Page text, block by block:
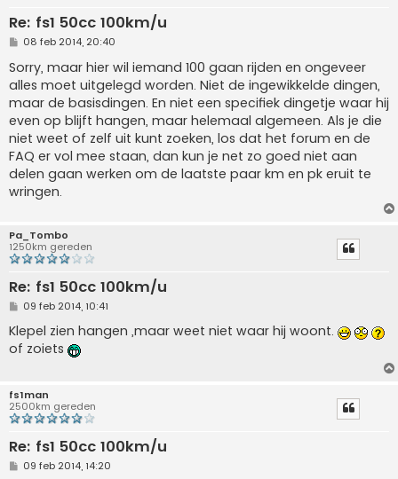
Re: fs1 50cc 100km/u
B
r
i
c
h
t
08 feb 2014, 20:40
Sorry, maar hier wil iemand 100 gaan rijden en ongeveer
alles moet uitgelegd worden. Niet de ingewikkelde dingen,
maar de basisdingen. En niet een specifiek dingetje waar hij
even op blijft hangen, maar helemaal algemeen. Als je die
niet weet of zelf uit kunt zoeken, los dat het forum en de
FAQ er vol mee staan, dan kun je net zo goed niet aan
delen gaan werken om de laatste paar km en pk eruit te
wringen.
Pa_Tombo
1250km gereden
Re: fs1 50cc 100km/u
B
r
i
c
09 feb 2014, 10:41
Klepel zien hangen ,maar weet niet waar hij woont.
of zoiets
fs1man
2500km gereden
Re: fs1 50cc 100km/u
B09 feb 2014, 14:20